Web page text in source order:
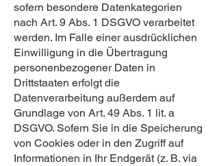
sofern besondere Datenkategorien
nach Art. 9 Abs. 1 DSGVO verarbeitet
werden. Im Falle einer ausdrücklichen
Einwilligung in die Übertragung
personenbezogener Daten in
Drittstaaten erfolgt die
Datenverarbeitung außerdem auf
Grundlage von Art. 49 Abs. 1 lit. a
DSGVO. Sofern Sie in die Speicherung
von Cookies oder in den Zugriff auf
Informationen in Ihr Endgerät (z. B. via